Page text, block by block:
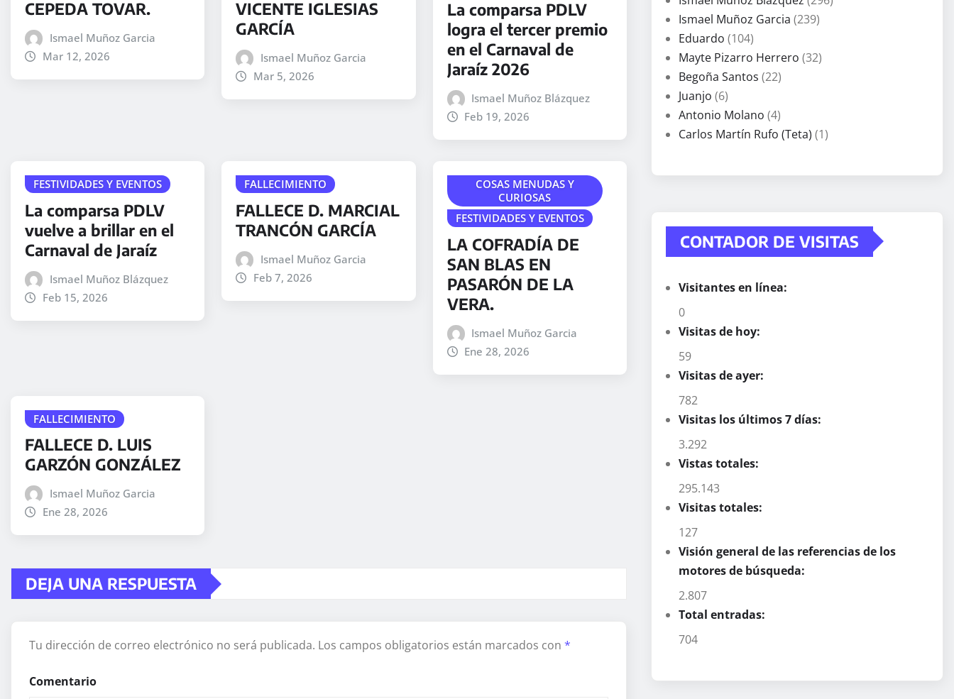
CEPEDA TOVAR.
Ismael Muñoz Garcia
Mar 12, 2026
VICENTE IGLESIAS
GARCÍA
Ismael Muñoz Garcia
Mar 5, 2026
La comparsa PDLV
logra el tercer premio
en el Carnaval de
Jaraíz 2026
Ismael Muñoz Blázquez
Feb 19, 2026
FESTIVIDADES Y EVENTOS
La comparsa PDLV
vuelve a brillar en el
Carnaval de Jaraíz
Ismael Muñoz Blázquez
Feb 15, 2026
FALLECIMIENTO
FALLECE D. MARCIAL
TRANCÓN GARCÍA
Ismael Muñoz Garcia
Feb 7, 2026
COSAS MENUDAS Y
CURIOSAS
FESTIVIDADES Y EVENTOS
LA COFRADÍA DE
SAN BLAS EN
PASARÓN DE LA
VERA.
Ismael Muñoz Garcia
Ene 28, 2026
FALLECIMIENTO
FALLECE D. LUIS
GARZÓN GONZÁLEZ
Ismael Muñoz Garcia
Ene 28, 2026
DEJA UNA RESPUESTA
Tu dirección de correo electrónico no será publicada. Los campos obligatorios están marcados con *
Comentario
Ismael Muñoz Garcia (239)
Eduardo (104)
Mayte Pizarro Herrero (32)
Begoña Santos (22)
Juanjo (6)
Antonio Molano (4)
Carlos Martín Rufo (Teta) (1)
CONTADOR DE VISITAS
Visitantes en línea:
0
Visitas de hoy:
59
Visitas de ayer:
782
Visitas los últimos 7 días:
3.292
Vistas totales:
295.143
Visitas totales:
127
Visión general de las referencias de los
motores de búsqueda:
2.807
Total entradas:
704